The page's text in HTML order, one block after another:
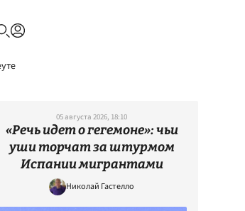
05 августа 2026, 18:10
«Речь идет о гегемоне»: чьи
уши торчат за штурмом
Испании мигрантами
Николай Гастелло